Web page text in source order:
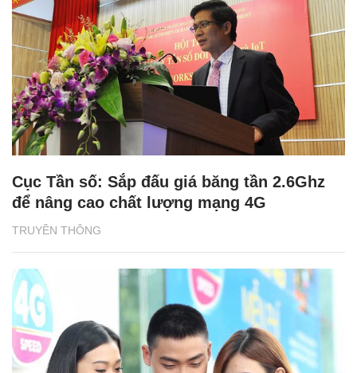
TRUYỀN THÔNG
Cục Tần số: Sắp đấu giá băng tần 2.6Ghz
để nâng cao chất lượng mạng 4G